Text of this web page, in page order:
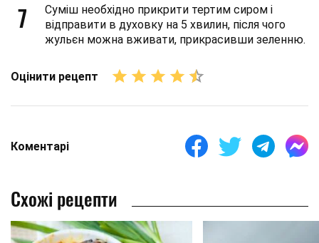
7
Суміш необхідно прикрити тертим сиром і
відправити в духовку на 5 хвилин, після чого
жульєн можна вживати, прикрасивши зеленню.
Оцінити рецепт
Коментарі
Схожі рецепти